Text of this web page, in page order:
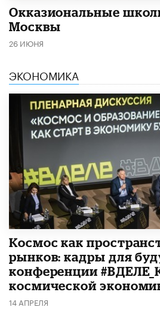
​Окказиональные
Москвы
26 ИЮНЯ
ЭКОНОМИКА
Космос как
рынков: кадры для
конференции
космической
14 АПРЕЛЯ